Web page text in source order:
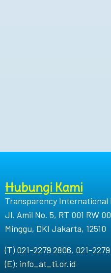
Hubungi Kami
Transparency International
Jl. Amil No. 5, RT 001 RW
Minggu, DKI Jakarta, 12510
(T) 021-2279 2806, 021-
(E): info_at_ti.or.id